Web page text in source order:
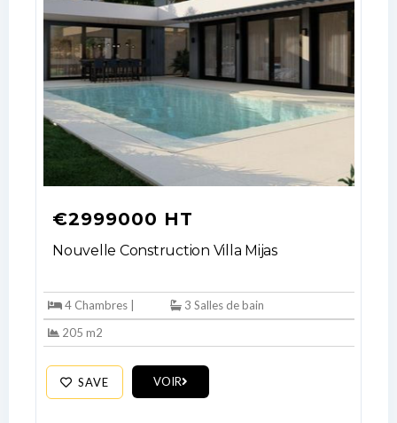
€2999000 HT
Nouvelle Construction Villa Mijas
4 Chambres |
3 Salles de bain
205 m2
SAVE VOIR